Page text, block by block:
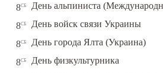
8сб День альпиниста
8сб День войск связи Украины
8сб День города Ялта (Украина)
8сб День физкультурника